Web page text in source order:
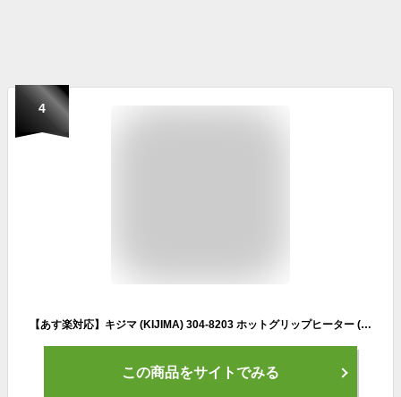
4
【あす楽対応】キジマ (KIJIMA) 304-8203 ホットグリップヒーター (GH08) ショートサイズ120mm 5段階調整機能付き ブッシュ式 スクーター〜大型バイクまで 汎用品 22.2mmハンドル用
この商品をサイトでみる